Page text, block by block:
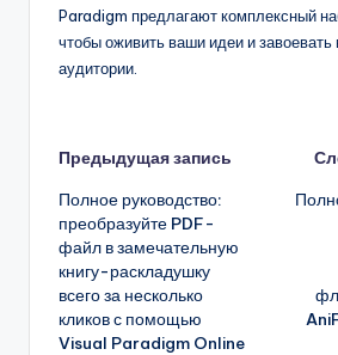
Paradigm предлагают комплексный
чтобы оживить ваши идеи и завоевать
аудитории.
Навигация
записи
Предыдущая запись
Полное руководство:
преобразуйте PDF-
файл в замечательную
книгу-раскладушку
всего за несколько
кликов с помощью
Visual Paradigm Online